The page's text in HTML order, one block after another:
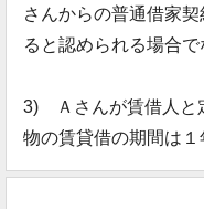
さんからの普通借家
ると認められる場合で
3) Ａさんが賃借人と
物の賃貸借の期間は１